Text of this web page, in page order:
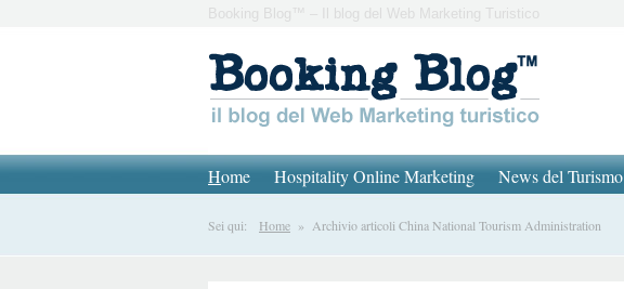
Booking Blog™ – Il blog del Web Marketing Turistico
Home Hospitality Online Marketing News del Turismo
Sei qui: Home » Archivio articoli China National Tourism Administration